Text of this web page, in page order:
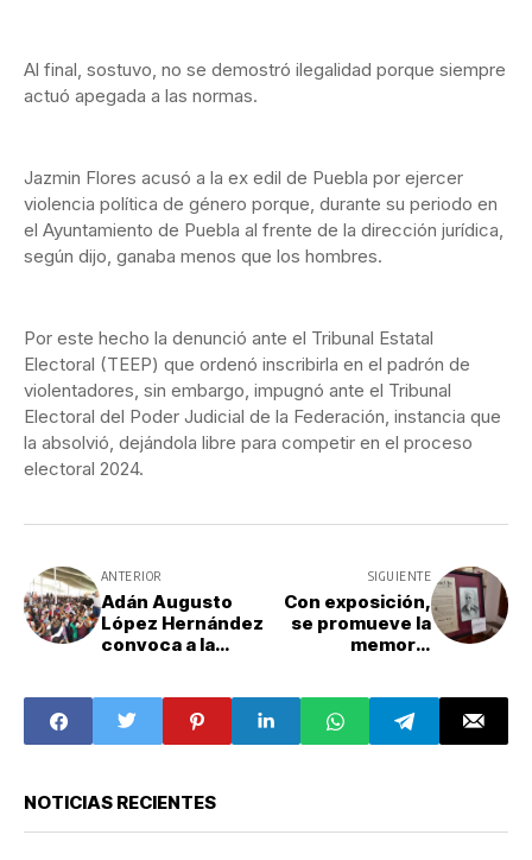
Al final, sostuvo, no se demostró ilegalidad porque siempre
actuó apegada a las normas.
Jazmin Flores acusó a la ex edil de Puebla por ejercer
violencia política de género porque, durante su periodo en
el Ayuntamiento de Puebla al frente de la dirección jurídica,
según dijo, ganaba menos que los hombres.
Por este hecho la denunció ante el Tribunal Estatal
Electoral (TEEP) que ordenó inscribirla en el padrón de
violentadores, sin embargo, impugnó ante el Tribunal
Electoral del Poder Judicial de la Federación, instancia que
la absolvió, dejándola libre para competir en el proceso
electoral 2024.
ANTERIOR
Adán Augusto
López Hernández
convoca a la
movimiento
SIGUIENTE
Con exposición,
se promueve la
memoria
NOTICIAS RECIENTES